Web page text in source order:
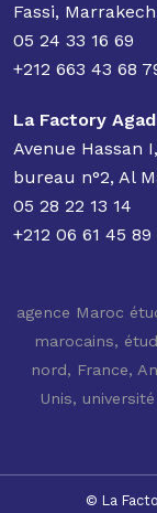
Fassi,
05 24 33 16 69
+212 663 43 68
La Factory
Avenue Hassan
bureau n°2, Al
05 28 22 13 14
+212 06 61 45 89
agence Maroc
marocains,
nord, France,
Unis,
© La